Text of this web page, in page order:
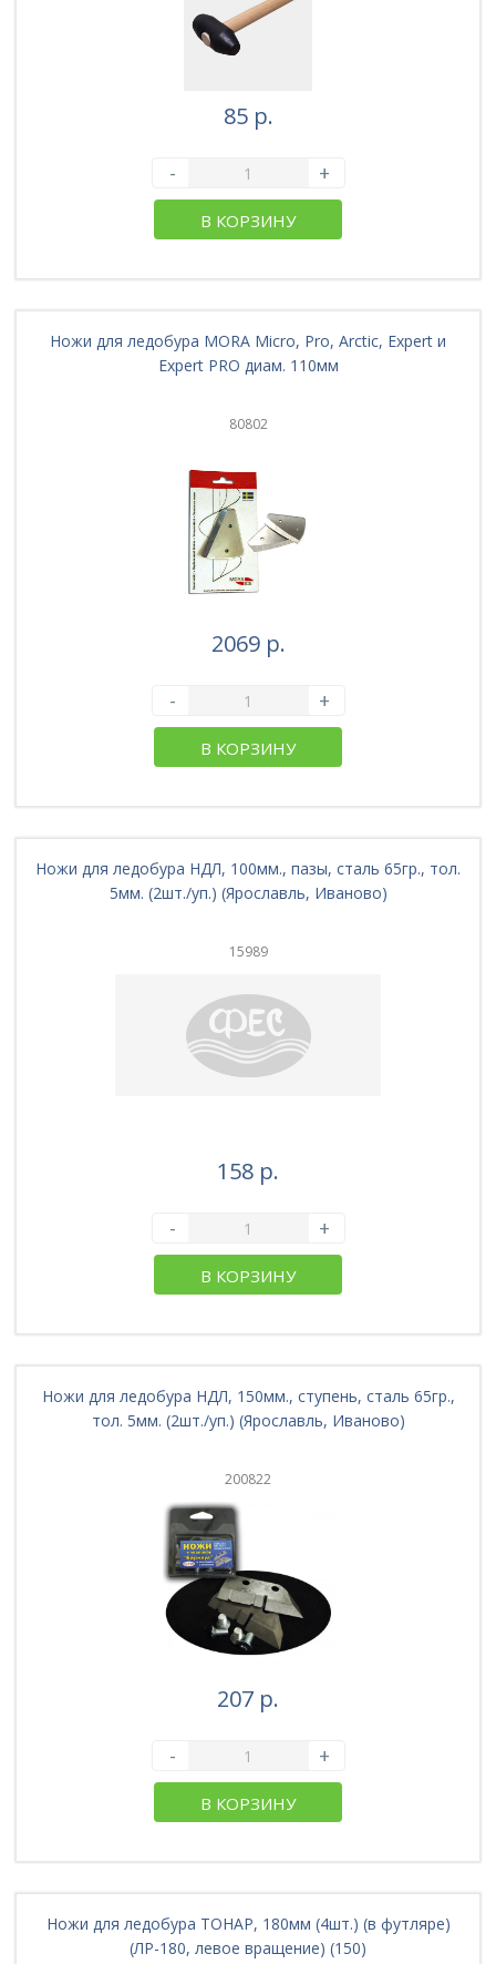
85 р.
- +
В КОРЗИНУ
Ножи для ледобура MORA Micro, Pro, Arctic, Expert и
Expert PRO диам. 110мм
80802
2069 р.
- +
В КОРЗИНУ
Ножи для ледобура НДЛ, 100мм., пазы, сталь 65гр., тол.
5мм. (2шт./уп.) (Ярославль, Иваново)
15989
158 р.
- +
В КОРЗИНУ
Ножи для ледобура НДЛ, 150мм., ступень, сталь 65гр.,
тол. 5мм. (2шт./уп.) (Ярославль, Иваново)
200822
207 р.
- +
В КОРЗИНУ
Ножи для ледобура ТОНАР, 180мм (4шт.) (в футляре)
(ЛР-180, левое вращение) (150)